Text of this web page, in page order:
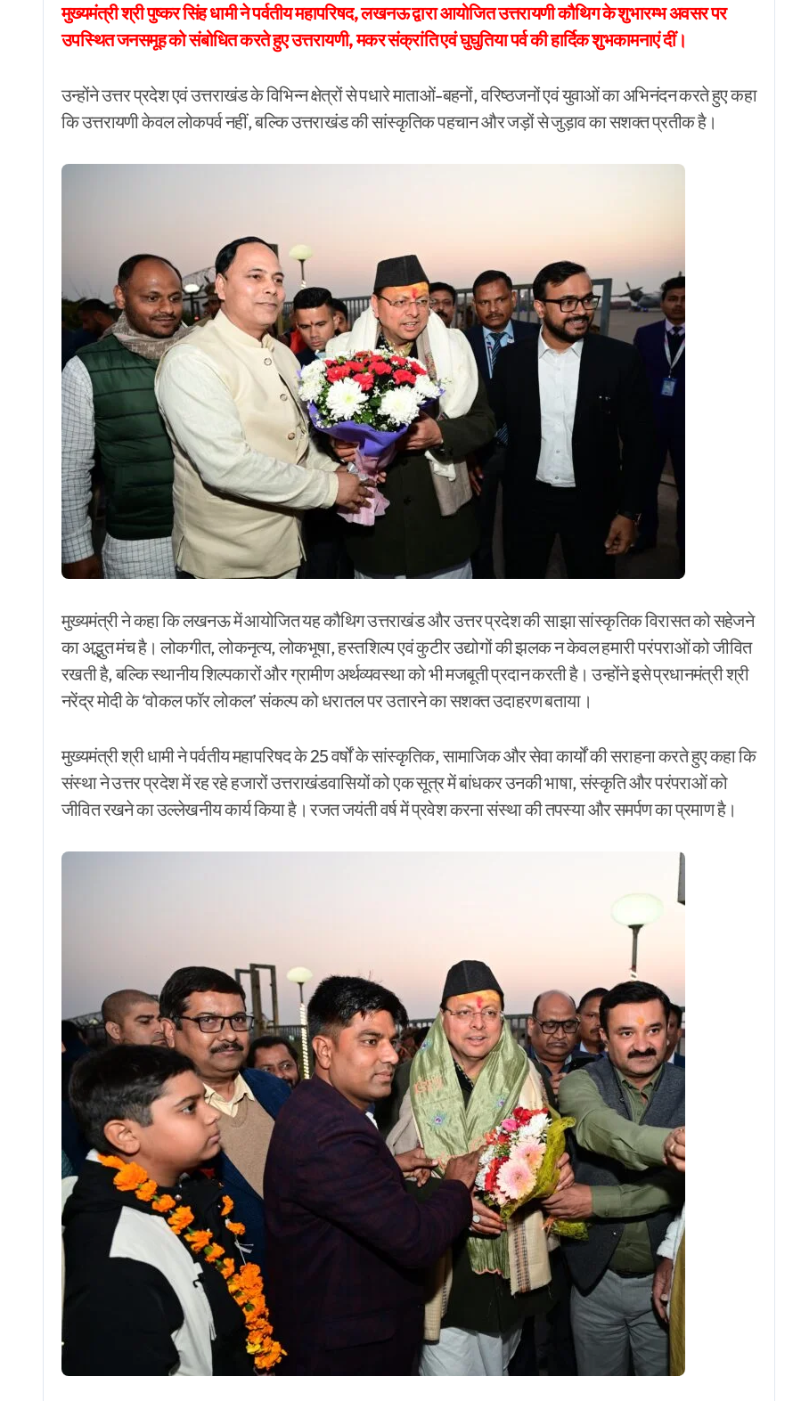
मुख्यमंत्री श्री पुष्कर सिंह धामी ने पर्वतीय महापरिषद, लखनऊ द्वारा आयोजित उत्तरायणी कौथिग के शुभारम्भ अवसर पर
उपस्थित जनसमूह को संबोधित करते हुए उत्तरायणी, मकर संक्रांति एवं घुघुतिया पर्व की हार्दिक शुभकामनाएं दीं।
उन्होंने उत्तर प्रदेश एवं उत्तराखंड के विभिन्न क्षेत्रों से पधारे माताओं-बहनों, वरिष्ठजनों एवं युवाओं का अभिनंदन करते हुए कहा
कि उत्तरायणी केवल लोकपर्व नहीं, बल्कि उत्तराखंड की सांस्कृतिक पहचान और जड़ों से जुड़ाव का सशक्त प्रतीक है।
मुख्यमंत्री ने कहा कि लखनऊ में आयोजित यह कौथिग उत्तराखंड और उत्तर प्रदेश की साझा सांस्कृतिक विरासत को सहेजने
का अद्भुत मंच है। लोकगीत, लोकनृत्य, लोकभूषा, हस्तशिल्प एवं कुटीर उद्योगों की झलक न केवल हमारी परंपराओं को जीवित
रखती है, बल्कि स्थानीय शिल्पकारों और ग्रामीण अर्थव्यवस्था को भी मजबूती प्रदान करती है। उन्होंने इसे प्रधानमंत्री श्री
नरेंद्र मोदी के ‘वोकल फॉर लोकल’ संकल्प को धरातल पर उतारने का सशक्त उदाहरण बताया।
मुख्यमंत्री श्री धामी ने पर्वतीय महापरिषद के 25 वर्षों के सांस्कृतिक, सामाजिक और सेवा कार्यों की सराहना करते हुए कहा कि
संस्था ने उत्तर प्रदेश में रह रहे हजारों उत्तराखंडवासियों को एक सूत्र में बांधकर उनकी भाषा, संस्कृति और परंपराओं को
जीवित रखने का उल्लेखनीय कार्य किया है। रजत जयंती वर्ष में प्रवेश करना संस्था की तपस्या और समर्पण का प्रमाण है।